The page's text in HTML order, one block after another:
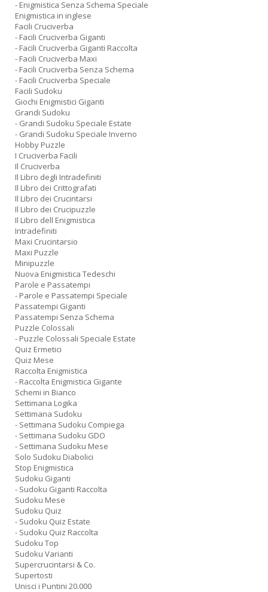
- Enigmistica Senza Schema Speciale
Enigmistica in inglese
Facili Cruciverba
- Facili Cruciverba Giganti
- Facili Cruciverba Giganti Raccolta
- Facili Cruciverba Maxi
- Facili Cruciverba Senza Schema
- Facili Cruciverba Speciale
Facili Sudoku
Giochi Enigmistici Giganti
Grandi Sudoku
- Grandi Sudoku Speciale Estate
- Grandi Sudoku Speciale Inverno
Hobby Puzzle
I Cruciverba Facili
Il Cruciverba
Il Libro degli Intradefiniti
Il Libro dei Crittografati
Il Libro dei Crucintarsi
Il Libro dei Crucipuzzle
Il Libro dell Enigmistica
Intradefiniti
Maxi Crucintarsio
Maxi Puzzle
Minipuzzle
Nuova Enigmistica Tedeschi
Parole e Passatempi
- Parole e Passatempi Speciale
Passatempi Giganti
Passatempi Senza Schema
Puzzle Colossali
- Puzzle Colossali Speciale Estate
Quiz Ermetici
Quiz Mese
Raccolta Enigmistica
- Raccolta Enigmistica Gigante
Schemi in Bianco
Settimana Logika
Settimana Sudoku
- Settimana Sudoku Compiega
- Settimana Sudoku GDO
- Settimana Sudoku Mese
Solo Sudoku Diabolici
Stop Enigmistica
Sudoku Giganti
- Sudoku Giganti Raccolta
Sudoku Mese
Sudoku Quiz
- Sudoku Quiz Estate
- Sudoku Quiz Raccolta
Sudoku Top
Sudoku Varianti
Supercrucintarsi & Co.
Supertosti
Unisci i Puntini 20.000